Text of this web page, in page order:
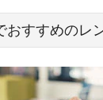
おすすめのレ